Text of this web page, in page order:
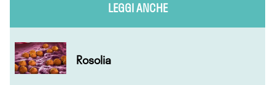
LEGGI ANCHE
Rosolia